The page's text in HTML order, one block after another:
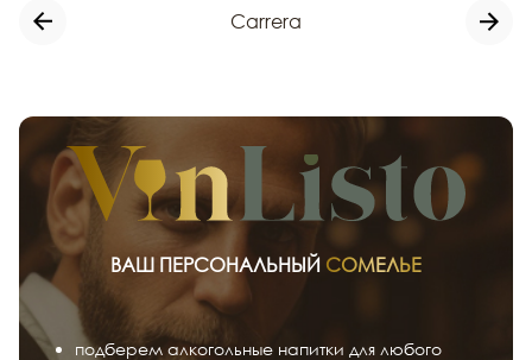
Carrera
ВАШ ПЕРСОНАЛЬНЫЙ СОМЕЛЬЕ
подберем алкогольные напитки для любого